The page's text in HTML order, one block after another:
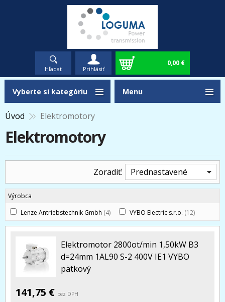
Hľadať Prihlásiť
0,00 €
Úvod Elektromotory
Elektromotory
Zoradiť: Prednastavené
Výrobca
Lenze Antriebstechnik Gmbh (4) VYBO Electric s.r.o. (12)
Elektromotor 2800ot/min 1,50kW B3
d=24mm 1AL90 S-2 400V IE1 VYBO
pätkový
141,75 € bez DPH
Vyberte si kategóriu Menu